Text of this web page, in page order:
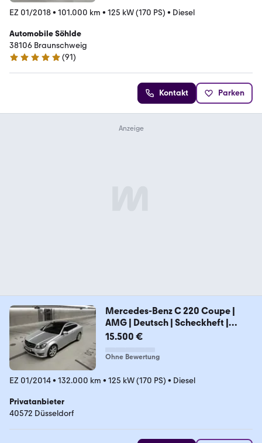
EZ 01/2018• 101.000 km • 125 kW (170 PS) • Diesel
Automobile Söhlde
38106 Braunschweig
5 Sterne
(91)
Kontakt Parken
Mercedes-Benz C 220 Coupe |
AMG | Deutsch | Scheckheft |
Xenon
15.500 €
Ohne Bewertung
EZ 01/2014• 132.000 km • 125 kW (170 PS) • Diesel
Privatanbieter
40572 Düsseldorf